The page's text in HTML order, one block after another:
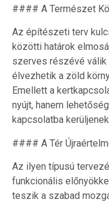
#### A Természet
Az építészeti terv
közötti határok
szerves részévé válik
élvezhetik a zöld
Emellett a
nyújt, hanem
kapcsolatba
#### A Tér
Az ilyen típusú
funkcionális
teszik a szabad